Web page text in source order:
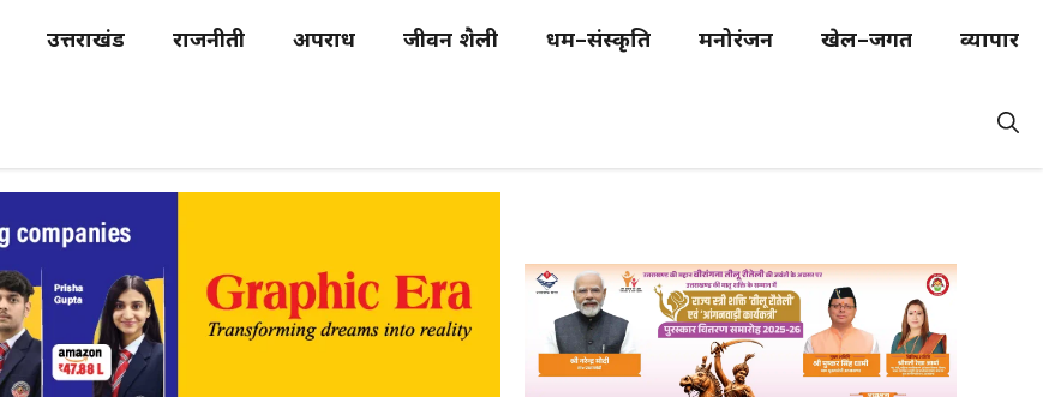
उत्तराखंड राजनीती अपराध जीवन शैली धर्म–संस्कृति मनोरंजन खेल–जगत व्यापार